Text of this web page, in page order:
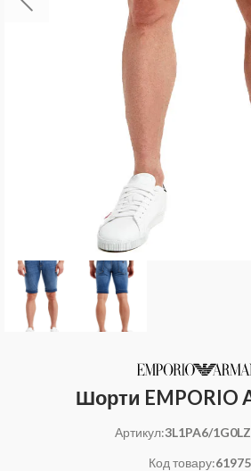
Шорти EMPORIO
Артикул:3L1PA6/
Код товару:61975